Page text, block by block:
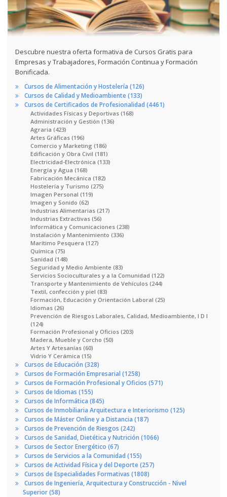
Descubre nuestra oferta formativa de Cursos Gratis para
Empresas y Trabajadores, Formación Continua y Formación
Bonificada.
Cursos de Alimentación y Hostelería (126)
Cursos de Calidad y Medioambiente (133)
Cursos de Certificados de Profesionalidad (4461)
Actividades Físicas y Deportivas (168)
Administración y Gestión (136)
Agraria (423)
Artes Gráficas (196)
Comercio y Marketing (186)
Edificación y Obra Civil (181)
Electricidad-Electrónica (133)
Energía y Agua (168)
Fabricación Mecánica (182)
Hostelería y Turismo (275)
Imagen Personal (119)
Imagen y Sonido (62)
Industrias Alimentarias (217)
Industrias Extractivas (56)
Informática y Comunicaciones (238)
Instalación y Mantenimiento (336)
Marítimo Pesquera (127)
Química (75)
Sanidad (148)
Seguridad y Medio Ambiente (83)
Servicios Socioculturales y a la Comunidad (122)
Transporte y Mantenimiento de Vehículos (244)
Textil, confección y piel (83)
Formación, Educación y Orientación Laboral (25)
Idiomas (26)
Prevención de Riesgos Laborales, Calidad, Medioambiente, I D I
(124)
Formación Profesional y Oficios (203)
Madera, Mueble y Corcho (50)
Artes Y Artesanías (60)
Vidrio Y Cerámica (15)
Cursos de Educación (328)
Cursos de Formación Empresarial (1258)
Cursos de Formación Profesional y Oficios (571)
Cursos de Idiomas (155)
Cursos de Informática (845)
Cursos de Inmobiliaria Arquitectura e Interiorismo (125)
Cursos de Máster Online y a Distancia (187)
Cursos de Prevención de Riesgos (242)
Cursos de Sanidad, Dietética y Nutrición (1066)
Cursos de Sector Energético (67)
Cursos de Servicios a la Comunidad (155)
Cursos de Actividad Física y del Deporte (257)
Cursos de Especialidades Formativas (1808)
Cursos de Ingeniería, Arquitectura y Construcción - Nivel
Superior (58)